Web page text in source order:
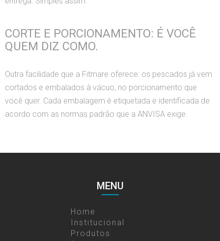
CORTE E PORCIONAMENTO: É VOCÊ
QUEM DIZ COMO.
Outra facilidade que a Fitmare oferece: os pescados já vem
cortados e embalados à vácuo, no porcionamento que
você quer. Cada embalagem é etiquetada e identificada de
acordo com as normas padrão que a ANVISA exige.
MENU
Home
Institucional
Produtos